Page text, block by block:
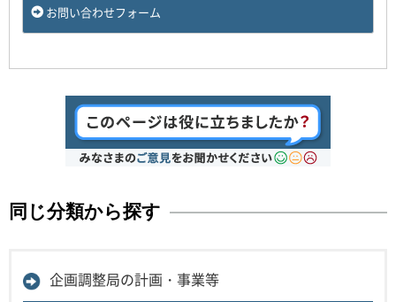
お問い合わせフォーム
同じ分類から探す
企画調整局の計画・事業等